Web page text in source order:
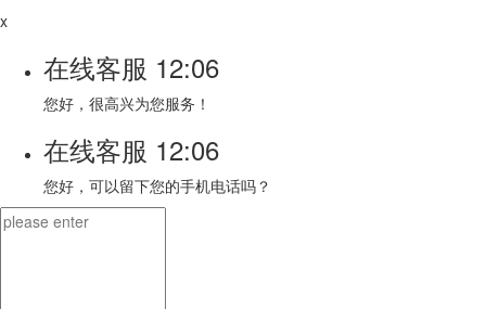
x
在线客服 12:06
您好，很高兴为您服务！
在线客服 12:06
您好，可以留下您的手机电话吗？